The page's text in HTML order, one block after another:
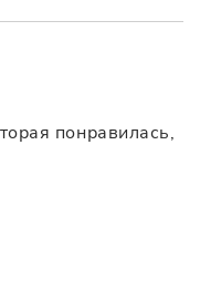
понравилась,